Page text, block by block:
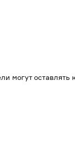
могут